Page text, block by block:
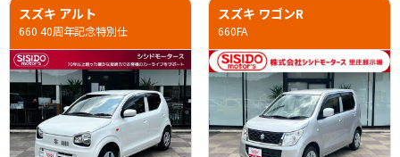
スズキ アルト
660 40周年記念特別仕
スズキ ワゴンR
660FA